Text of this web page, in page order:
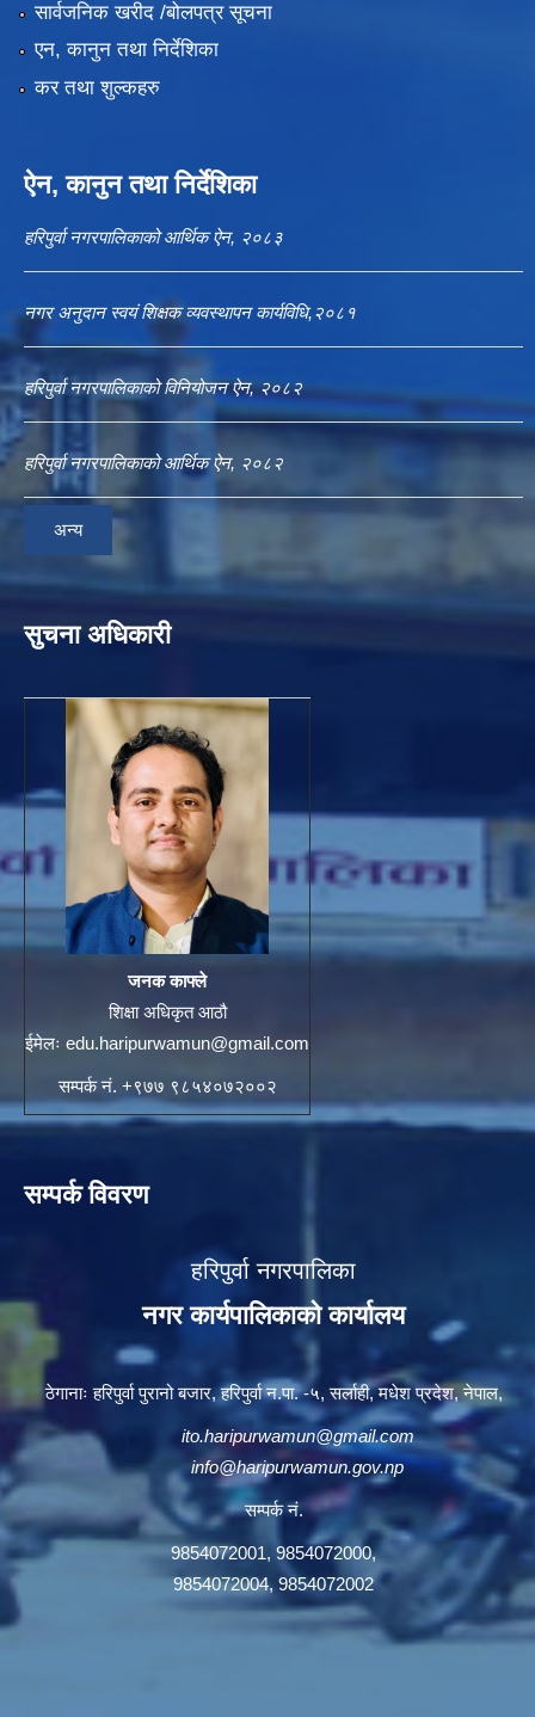
सार्वजनिक खरीद /बोलपत्र सूचना
एन, कानुन तथा निर्देशिका
कर तथा शुल्कहरु
ऐन, कानुन तथा निर्देशिका
हरिपुर्वा नगरपालिकाको आर्थिक ऐन, २०८३
नगर अनुदान स्वयं शिक्षक व्यवस्थापन कार्यविधि,२०८१
हरिपुर्वा नगरपालिकाको विनियोजन ऐन, २०८२
हरिपुर्वा नगरपालिकाको आर्थिक ऐन, २०८२
अन्य
सुचना अधिकारी
जनक काफ्ले
शिक्षा अधिकृत आठौ
ईमेलः edu.haripurwamun@gmail.com
सम्पर्क नं. +९७७ ९८५४०७२००२
सम्पर्क विवरण
हरिपुर्वा नगरपालिका
नगर कार्यपालिकाको कार्यालय
ठेगानाः हरिपुर्वा पुरानो बजार, हरिपुर्वा न.पा. -५, सर्लाही, मधेश प्रदेश, नेपाल,
ito.haripurwamun@gmail.com
info@haripurwamun.gov.np
सम्पर्क नं.
9854072001, 9854072000,
9854072004, 9854072002